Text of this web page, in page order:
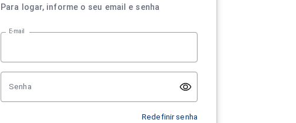
Para logar, informe o seu email e senha
E-mail
Senha
Redefinir senha